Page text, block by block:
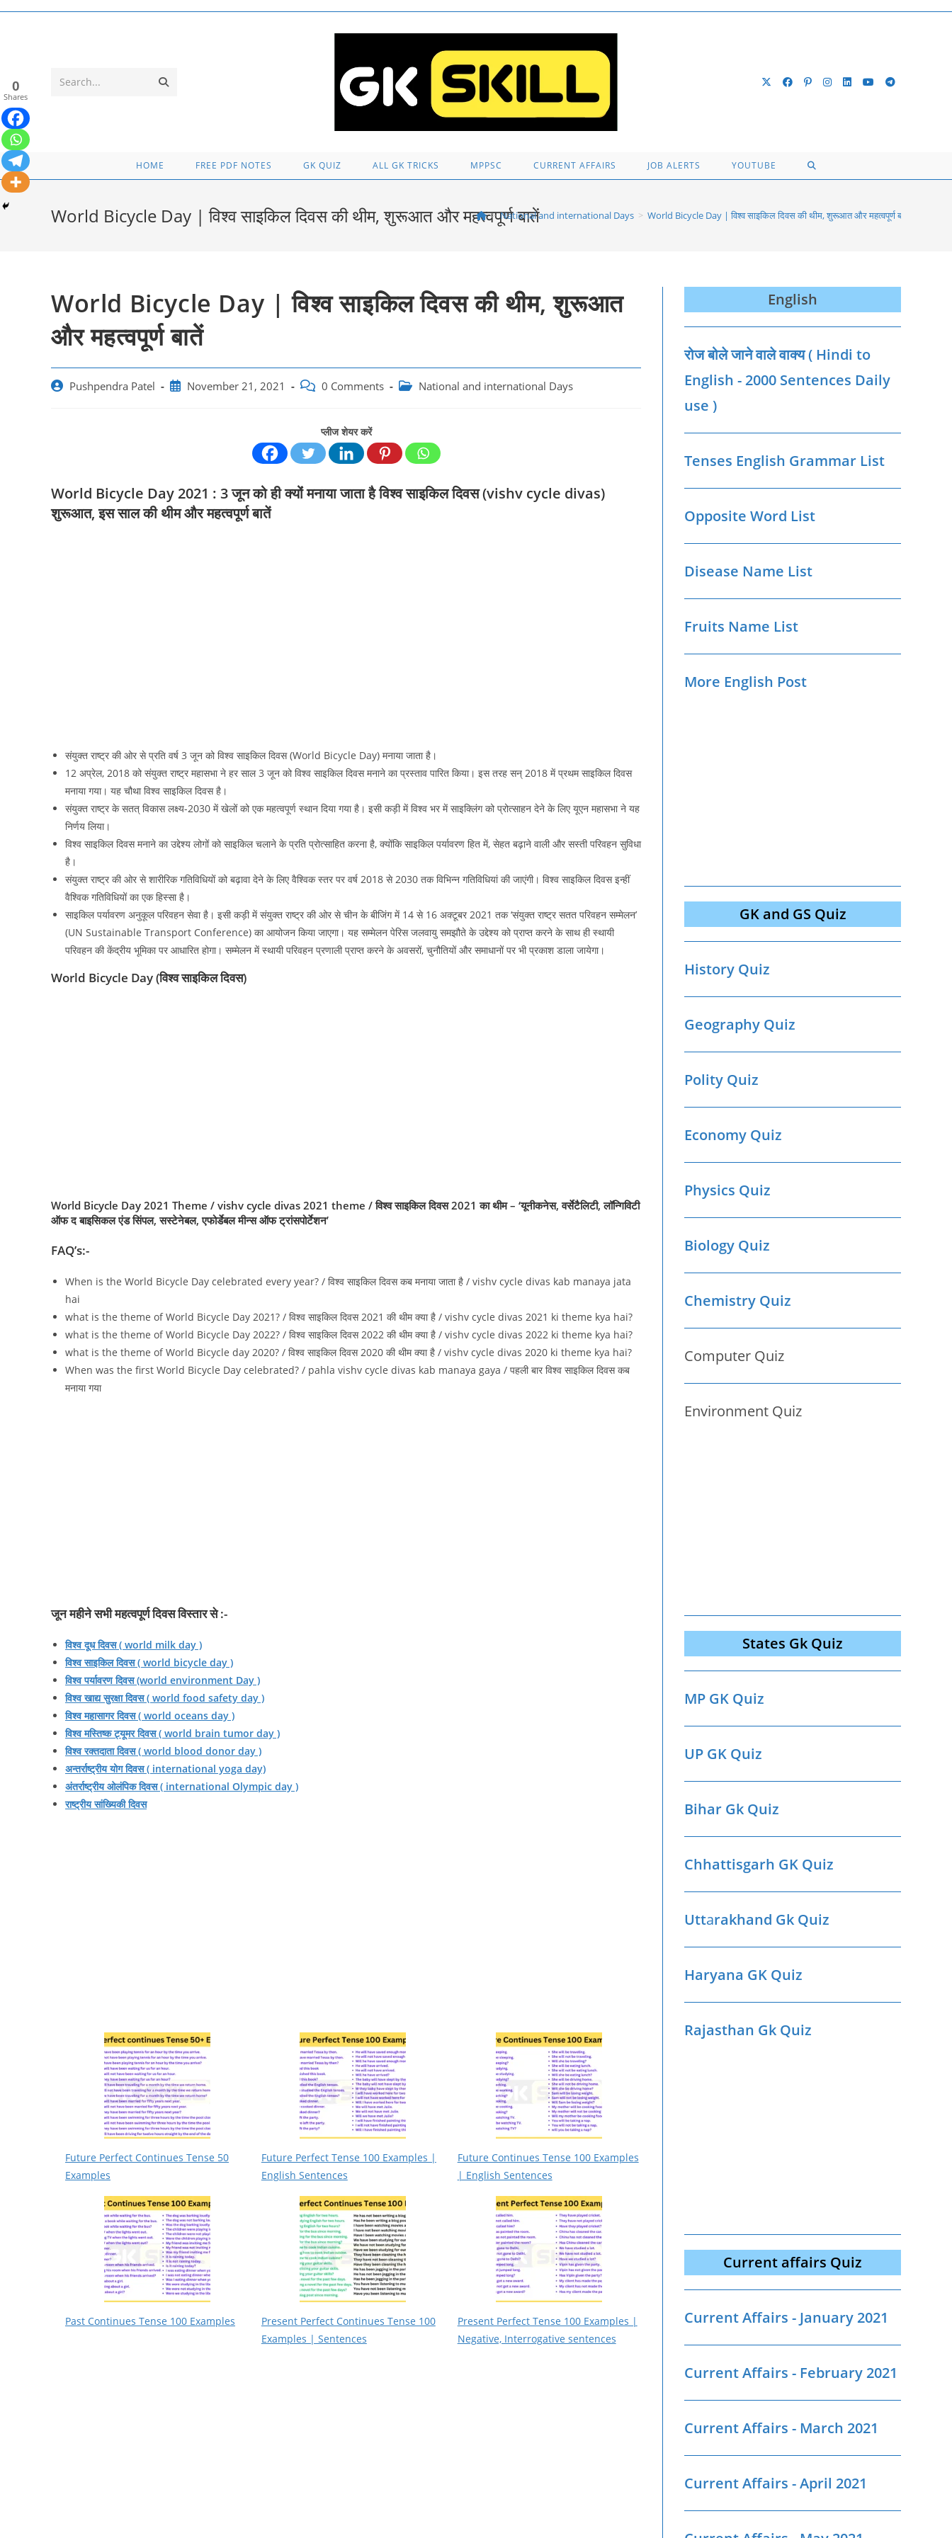
Skip
Search...
HOME FREE PDF NOTES GK QUIZ ALL GK TRICKS MPPSC CURRENT AFFAIRS JOB ALERTS YOUTUBE
TOGGLE
SEARCH
World Bicycle Day | विश्व साइकिल दिवस की थीम, शुरूआत और महत्‍वपूर्ण बातें
> National and international Days > World Bicycle Day | विश्व साइकिल दिवस की थीम, शुरूआत और महत्‍वपूर्ण बातें
World Bicycle Day | विश्व साइकिल दिवस की थीम, शुरूआत
और महत्‍वपूर्ण बातें
Post Pushpendra Patel
PostNovember 21, 2021
Post 0 Comments
Post National and international Days
प्लीज शेयर करें
World Bicycle Day 2021 : 3 जून को ही क्‍योंं मनाया जाता है विश्व साइकिल दिवस (vishv cycle divas)
शुरूआत, इस साल की थीम और महत्‍वपूर्ण बातें
संयुक्त राष्ट्र की ओर से प्रति वर्ष 3 जून को विश्व साइकिल दिवस (World Bicycle Day) मनाया जाता है।
12 अप्रेल, 2018 को संयुक्त राष्ट्र महासभा ने हर साल 3 जून को विश्व साइकिल दिवस मनाने का प्रस्ताव पारित किया। इस तरह सन् 2018 में प्रथम साइकिल दिवस
मनाया गया। यह चौथा विश्व साइकिल दिवस है।
संयुक्त राष्ट्र के सतत् विकास लक्ष्य-2030 में खेलों को एक महत्वपूर्ण स्थान दिया गया है। इसी कड़ी में विश्व भर में साइक्लिंग को प्रोत्साहन देने के लिए यूएन महासभा ने यह
निर्णय लिया।
विश्व साइकिल दिवस मनाने का उद्देश्य लोगों को साइकिल चलाने के प्रति प्रोत्साहित करना है, क्योंकि साइकिल पर्यावरण हित में, सेहत बढ़ाने वाली और सस्ती परिवहन सुविधा
है।
संयुक्त राष्ट्र की ओर से शारीरिक गतिविधियों को बढ़ावा देने के लिए वैश्विक स्तर पर वर्ष 2018 से 2030 तक विभिन्न गतिविधियां की जाएंगी। विश्व साइकिल दिवस इन्हीं
वैश्विक गतिविधियों का एक हिस्सा है।
साइकिल पर्यावरण अनुकूल परिवहन सेवा है। इसी कड़ी में संयुक्त राष्ट्र की ओर से चीन के बीजिंग में 14 से 16 अक्टूबर 2021 तक ‘संयुक्त राष्ट्र सतत परिवहन सम्मेलन’
(UN Sustainable Transport Conference) का आयोजन किया जाएगा। यह सम्मेलन पेरिस जलवायु समझौते के उद्देश्य को प्राप्त करने के साथ ही स्थायी
परिवहन की केंद्रीय भूमिका पर आधारित होगा। सम्मेलन में स्थायी परिवहन प्रणाली प्राप्त करने के अवसरों, चुनौतियों और समाधानों पर भी प्रकाश डाला जायेगा।
World Bicycle Day (विश्व साइकिल दिवस)
World Bicycle Day 2021 Theme / vishv cycle divas 2021 theme / विश्व साइकिल दिवस 2021 का थीम – ‘यूनीकनेस, वर्सेटैलिटी, लॉन्गिविटी
ऑफ द बाइसिकल एंड सिंपल, सस्टेनेबल, एफोर्डेबल मीन्स ऑफ ट्रांसपोर्टेशन’
FAQ’s:-
When is the World Bicycle Day celebrated every year? / विश्व साइकिल दिवस कब मनाया जाता है / vishv cycle divas kab manaya jata
hai
what is the theme of World Bicycle Day 2021? / विश्व साइकिल दिवस 2021 की थीम क्‍या है / vishv cycle divas 2021 ki theme kya hai?
what is the theme of World Bicycle Day 2022? / विश्व साइकिल दिवस 2022 की थीम क्‍या है / vishv cycle divas 2022 ki theme kya hai?
what is the theme of World Bicycle day 2020? / विश्व साइकिल दिवस 2020 की थीम क्‍या है / vishv cycle divas 2020 ki theme kya hai?
When was the first World Bicycle Day celebrated? / pahla vishv cycle divas kab manaya gaya / पहली बार विश्व साइकिल दिवस कब
मनाया गया
जून महीने सभी महत्‍वपूर्ण दिवस विस्‍तार से :-
विश्व दूध दिवस ( world milk day )
विश्व साइकिल दिवस ( world bicycle day )
विश्व पर्यावरण दिवस (world environment Day )
विश्व खाद्य सुरक्षा दिवस ( world food safety day )
विश्व महासागर दिवस ( world oceans day )
विश्व मस्तिष्क ट्यूमर दिवस ( world brain tumor day )
विश्व रक्तदाता दिवस ( world blood donor day )
अन्तर्राष्ट्रीय योग दिवस ( international yoga day)
अंतर्राष्ट्रीय ओलंपिक दिवस ( international Olympic day )
राष्ट्रीय सांख्यिकी दिवस
Future Perfect Continues Tense 50
Examples
Future Perfect Tense 100 Examples |
English Sentences
Future Continues Tense 100 Examples
| English Sentences
Past Continues Tense 100 Examples
Present Perfect Continues Tense 100
Examples | Sentences
Present Perfect Tense 100 Examples |
Negative, Interrogative sentences
0
Shares
English
रोज बोले जाने वाले वाक्‍य ( Hindi to
English - 2000 Sentences Daily
use )
Tenses English Grammar List
Opposite Word List
Disease Name List
Fruits Name List
More English Post
GK and GS Quiz
History Quiz
Geography Quiz
Polity Quiz
Economy Quiz
Physics Quiz
Biology Quiz
Chemistry Quiz
Computer Quiz
Environment Quiz
States Gk Quiz
MP GK Quiz
UP GK Quiz
Bihar Gk Quiz
Chhattisgarh GK Quiz
Uttarakhand Gk Quiz
Haryana GK Quiz
Rajasthan Gk Quiz
Current affairs Quiz
Current Affairs - January 2021
Current Affairs - February 2021
Current Affairs - March 2021
Current Affairs - April 2021